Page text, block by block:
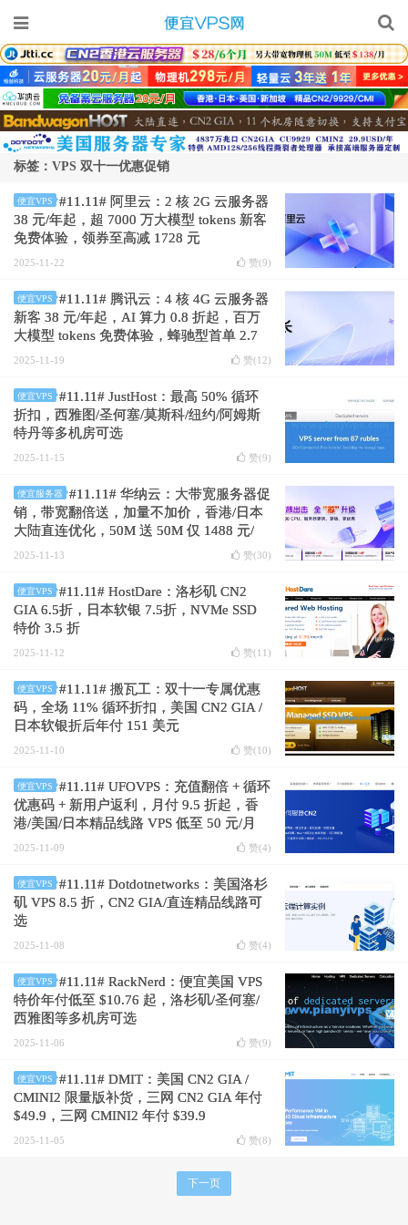
标签：VPS 双十一优惠促销
便宜VPS
#11.11# 阿里云：2 核 2G 云服务器
38 元/年起，超 7000 万大模型 tokens 新客
免费体验，领券至高减 1728 元
2025-11-22 赞(9)
便宜VPS
#11.11# 腾讯云：4 核 4G 云服务器
新客 38 元/年起，AI 算力 0.8 折起，百万
大模型 tokens 免费体验，蜂驰型首单 2.7
折
2025-11-19 赞(12)
便宜VPS
#11.11# JustHost：最高 50% 循环
折扣，西雅图/圣何塞/莫斯科/纽约/阿姆斯
特丹等多机房可选
2025-11-15 赞(9)
便宜服务器
#11.11# 华纳云：大带宽服务器促
销，带宽翻倍送，加量不加价，香港/日本
大陆直连优化，50M 送 50M 仅 1488 元/
月，买 1 年减 2 个月
2025-11-13 赞(30)
便宜VPS
#11.11# HostDare：洛杉矶 CN2
GIA 6.5折，日本软银 7.5折，NVMe SSD
特价 3.5 折
2025-11-12 赞(11 )
便宜VPS
#11.11# 搬瓦工：双十一专属优惠
码，全场 11% 循环折扣，美国 CN2 GIA /
日本软银折后年付 151 美元
2025-11-10 赞(10)
便宜VPS
#11.11# UFOVPS：充值翻倍 + 循环
优惠码 + 新用户返利，月付 9.5 折起，香
港/美国/日本精品线路 VPS 低至 50 元/月
2025-11-09 赞(4)
便宜VPS
#11.11# Dotdotnetworks：美国洛杉
矶 VPS 8.5 折，CN2 GIA/直连精品线路可
选
2025-11-08 赞(4)
便宜VPS
#11.11# RackNerd：便宜美国 VPS
特价年付低至 $10.76 起，洛杉矶/圣何塞/
西雅图等多机房可选
2025-11-06 赞(9)
便宜VPS
#11.11# DMIT：美国 CN2 GIA /
CMINI2 限量版补货，三网 CN2 GIA 年付
$49.9，三网 CMINI2 年付 $39.9
2025-11-05 赞(8)
下一页